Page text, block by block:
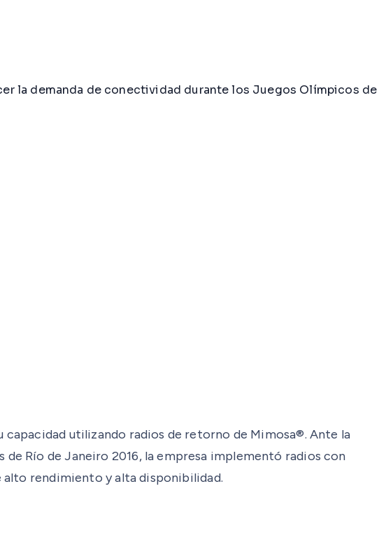
la demanda de conectividad durante los Juegos Olímpicos de
utilizando radios de retorno de Mimosa®. Ante la
Río de Janeiro 2016, la empresa implementó radios con
rendimiento y alta disponibilidad.